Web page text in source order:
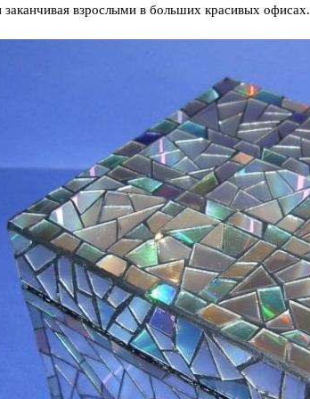
заканчивая взрослыми в больших красивых офисах.